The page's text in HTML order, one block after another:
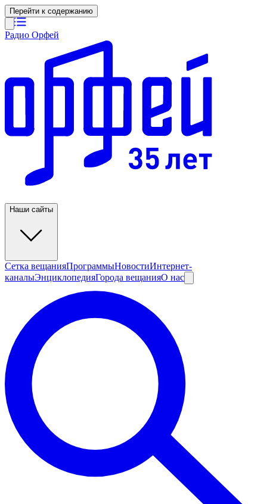
Перейти к содержанию
Радио Орфей
Наши сайты
Сетка вещанияПрограммыНовостиИнтернет-
каналыЭнциклопедияГорода вещанияО нас